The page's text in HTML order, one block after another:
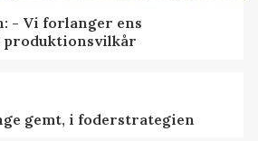
- Vi forlanger ens
produktionsvilkår
gemt, i foderstrategien